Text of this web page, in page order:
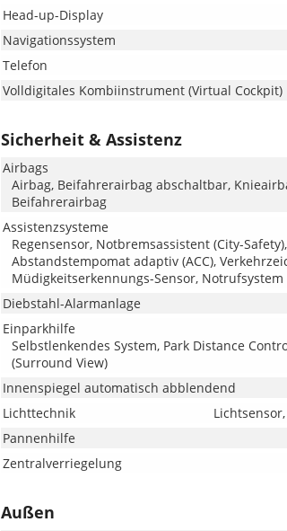
Head-up-Display
Navigationssystem
Telefon
Volldigitales Kombiinstrument (Virtual Cockpit)
Sicherheit & Assistenz
Airbags
Airbag, Beifahrerairbag abschaltbar,
Beifahrerairbag
Assistenzsysteme
Regensensor, Notbremsassistent (City-
Abstandstempomat adaptiv (ACC),
Müdigkeitserkennungs-Sensor, Notrufsystem
Diebstahl-Alarmanlage
Einparkhilfe
Selbstlenkendes System, Park Distance
(Surround View)
Innenspiegel automatisch abblendend
Lichttechnik
Pannenhilfe
Zentralverriegelung
Außen